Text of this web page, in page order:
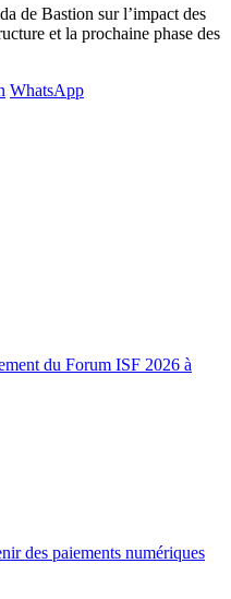
de Bastion sur l’impact des
et la prochaine phase des
WhatsApp
du Forum ISF 2026 à
des paiements numériques